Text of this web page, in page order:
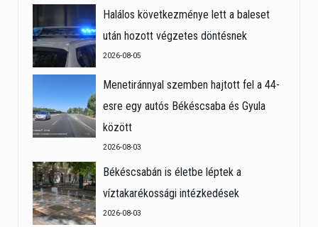
Halálos következménye lett a baleset
után hozott végzetes döntésnek
2026-08-05
Menetiránnyal szemben hajtott fel a 44-
esre egy autós Békéscsaba és Gyula
között
2026-08-03
Békéscsabán is életbe léptek a
víztakarékossági intézkedések
2026-08-03